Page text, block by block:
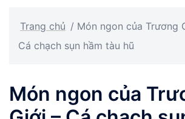
Trang chủ / Món ngon của Trương
Cá chạch sụn hầm tàu hũ
Món ngon của